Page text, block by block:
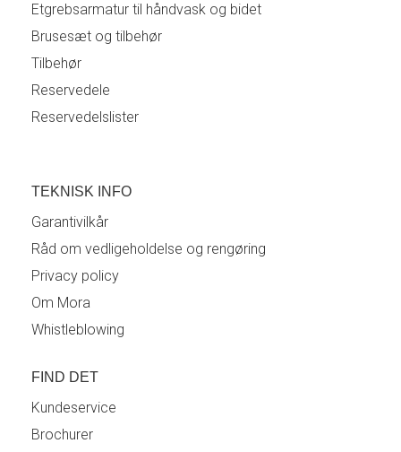
Etgrebsarmatur til håndvask og bidet
Brusesæt og tilbehør
Tilbehør
Reservedele
Reservedelslister
TEKNISK INFO
Garantivilkår
Råd om vedligeholdelse og rengøring
Privacy policy
Om Mora
Whistleblowing
FIND DET
Kundeservice
Brochurer